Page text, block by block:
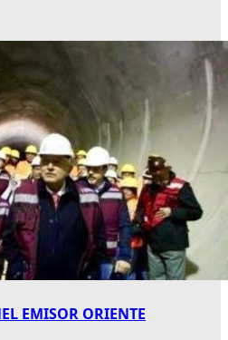
EMISOR ORIENTE